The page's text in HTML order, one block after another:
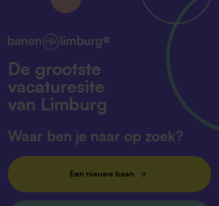
De grootste
vacaturesite
van Limburg
Waar ben je naar op zoek?
Een nieuwe baan